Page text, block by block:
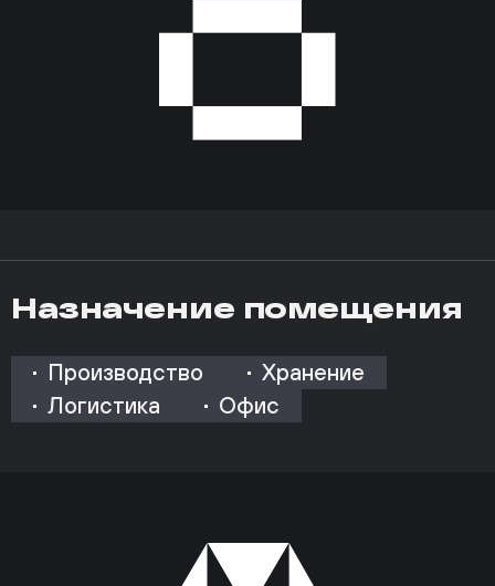
Назначение помещения
Производство
Хранение
Логистика
Офис